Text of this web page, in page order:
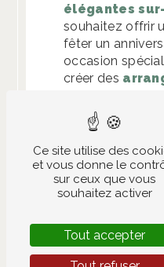
élégantes
souhaitez offrir
fêter un
occasion
créer des
fleurs
sélectionnées
nos soins.
De même, nous
professionnels
comme la
réation de
pour les
décoration
d’entreprises
Ce site utilise des
et vous donne le
sur ceux que vous
souhaitez activer
Tout accepter